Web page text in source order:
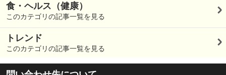
食・ヘルス（健康）
このカテゴリの記事一覧を見る
トレンド
このカテゴリの記事一覧を見る